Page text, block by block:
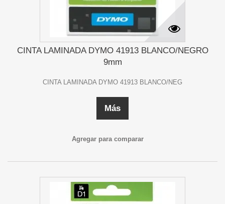
CINTA LAMINADA DYMO 41913 BLANCO/NEGRO
9mm
CINTA LAMINADA DYMO 41913 BLANCO/NEG
Más
Agregar para comparar